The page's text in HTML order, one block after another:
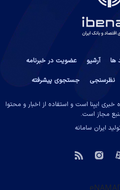
ها آرشیو
عضویت در خبرنامه
نظرسنجی جستجوی پیشرفته
خبری ایبِنا است و استفاده از اخبار و محتوا
مجاز است.
ایران سامانه